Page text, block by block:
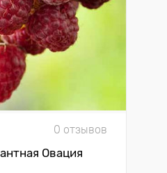
0 отзывов
Овация